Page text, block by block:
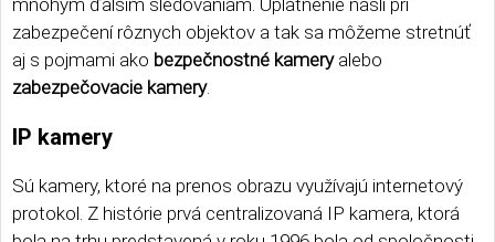
mnohým ďalším sledovaniam. Uplatnenie našli pri
zabezpečení rôznych objektov a tak sa môžeme stretnúť
aj s pojmami ako bezpečnostné kameryalebo
zabezpečovacie kamery.
IP kamery
Sú kamery, ktoré na prenos obrazu využívajú internetový
protokol. Z histórie prvá centralizovaná IP kamera, ktorá